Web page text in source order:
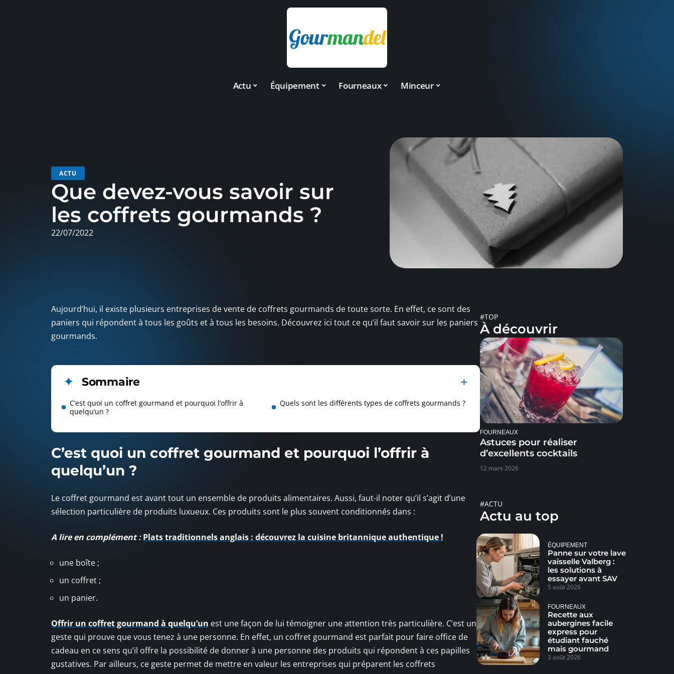
Actu Équipement Fourneaux Minceur
ACTU
Que devez-vous savoir sur
les coffrets gourmands ?
22/07/2022
Aujourd’hui, il existe plusieurs entreprises de vente de coffrets gourmands de toute sorte. En effet, ce sont des
paniers qui répondent à tous les goûts et à tous les besoins. Découvrez ici tout ce qu’il faut savoir sur les paniers
gourmands.
Sommaire
C’est quoi un coffret gourmand et pourquoi l’offrir à
quelqu’un ?
Quels sont les différents types de coffrets gourmands ?
C’est quoi un coffret gourmand et pourquoi l’offrir à
quelqu’un ?
Le coffret gourmand est avant tout un ensemble de produits alimentaires. Aussi, faut-il noter qu’il s’agit d’une
sélection particulière de produits luxueux. Ces produits sont le plus souvent conditionnés dans :
A lire en complément : Plats traditionnels anglais : découvrez la cuisine britannique authentique !
une boîte ;
un coffret ;
un panier.
Offrir un coffret gourmand à quelqu’un est une façon de lui témoigner une attention très particulière. C’est un
geste qui prouve que vous tenez à une personne. En effet, un coffret gourmand est parfait pour faire office de
cadeau en ce sens qu’il offre la possibilité de donner à une personne des produits qui répondent à ces papilles
gustatives. Par ailleurs, ce geste permet de mettre en valeur les entreprises qui préparent les coffrets
#TOP
À découvrir
FOURNEAUX
Astuces pour réaliser
d’excellents cocktails
12 mars 2026
#ACTU
Actu au top
ÉQUIPEMENT
Panne sur votre lave
vaisselle Valberg :
les solutions à
essayer avant SAV
5 août 2026
FOURNEAUX
Recette aux
aubergines facile
express pour
étudiant fauché
mais gourmand
3 août 2026